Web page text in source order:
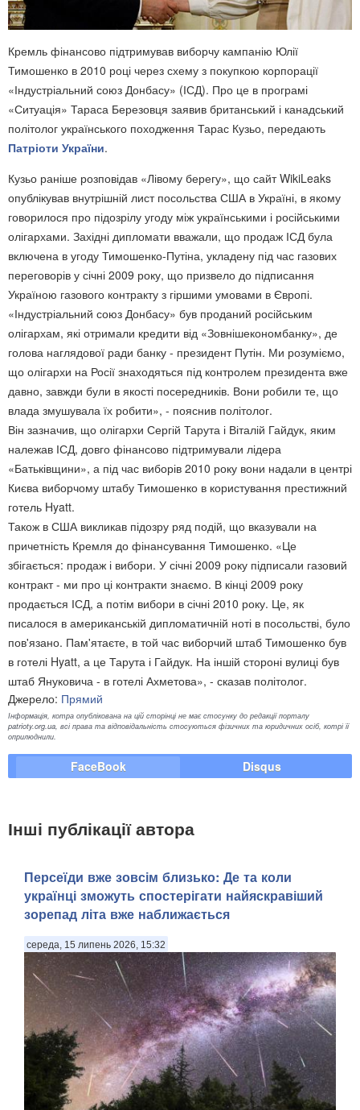
Кремль фінансово підтримував виборчу кампанію Юлії
Тимошенко в 2010 році через схему з покупкою корпорації
«Індустріальний союз Донбасу» (ІСД). Про це в програмі
«Ситуація» Тараса Березовця заявив британський і канадський
політолог українського походження Тарас Кузьо, передають
Патріоти України.
Кузьо раніше розповідав «Лівому берегу», що сайт WikiLeaks
опублікував внутрішній лист посольства США в Україні, в якому
говорилося про підозрілу угоду між українськими і російськими
олігархами. Західні дипломати вважали, що продаж ІСД була
включена в угоду Тимошенко-Путіна, укладену під час газових
переговорів у січні 2009 року, що призвело до підписання
Україною газового контракту з гіршими умовами в Європі.
«Індустріальний союз Донбасу» був проданий російським
олігархам, які отримали кредити від «Зовнішекономбанку», де
голова наглядової ради банку - президент Путін. Ми розуміємо,
що олігархи на Росії знаходяться під контролем президента вже
давно, завжди були в якості посередників. Вони робили те, що
влада змушувала їх робити», - пояснив політолог.
Він зазначив, що олігархи Сергій Тарута і Віталій Гайдук, яким
належав ІСД, довго фінансово підтримували лідера
«Батьківщини», а під час виборів 2010 року вони надали в центрі
Києва виборчому штабу Тимошенко в користування престижний
готель Hyatt.
Також в США викликав підозру ряд подій, що вказували на
причетність Кремля до фінансування Тимошенко. «Це
збігається: продаж і вибори. У січні 2009 року підписали газовий
контракт - ми про ці контракти знаємо. В кінці 2009 року
продається ІСД, а потім вибори в січні 2010 року. Це, як
писалося в американській дипломатичній ноті в посольстві, було
пов'язано. Пам'ятаєте, в той час виборчий штаб Тимошенко був
в готелі Hyatt, а це Тарута і Гайдук. На іншій стороні вулиці був
штаб Януковича - в готелі Ахметова», - сказав політолог.
Джерело: Прямий
Інформація, котра опублікована на цій сторінці не має стосунку до редакції порталу
patrioty.org.ua, всі права та відповідальність стосуються фізичних та юридичних осіб, котрі її
оприлюднили.
FaceBook Disqus
Інші публікації автора
Персеїди вже зовсім близько: Де та коли
українці зможуть спостерігати найяскравіший
зорепад літа вже наближається
середа, 15 липень 2026, 15:32